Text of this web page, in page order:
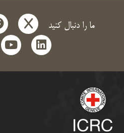
ما را دنبال کنید x
linkedin